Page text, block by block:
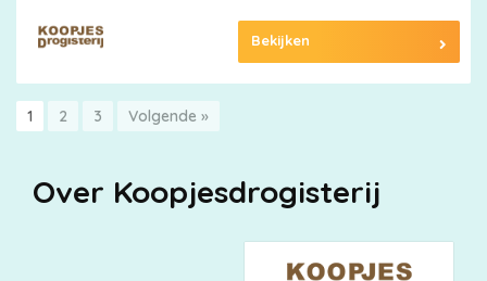
Bekijken
1 2 3 Volgende »
Over Koopjesdrogisterij